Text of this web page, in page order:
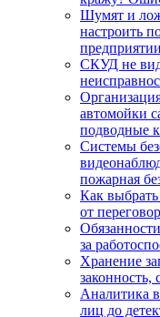
Шумят и
настроить
предприятии
СКУД не
автомойки
подводные
Системы
пожарная
Как
от
за
Хранение
законность,
Аналитика
лиц до